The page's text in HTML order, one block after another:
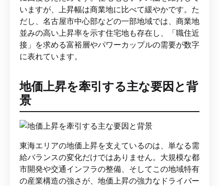
いますが、上昇幅は商業地に比べて緩やかです。た
だし、名古屋市中心部などの一部地域では、商業地
並みの高い上昇率を示す住宅地も存在し、「職住近
接」を求める富裕層やパワーカップルの需要が数字
に表れています。
地価上昇を牽引する主な要因と背
景
東海エリアの地価上昇を支えているのは、単なる需
給バランスの変化だけではありません。大規模な都
市開発や交通インフラの整備、そしてこの地域特有
の産業構造の強さが、地価上昇の強力なドライバー